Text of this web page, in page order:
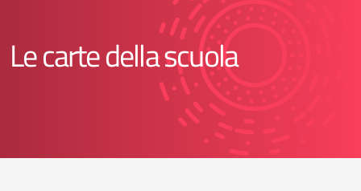
Le carte della scuola